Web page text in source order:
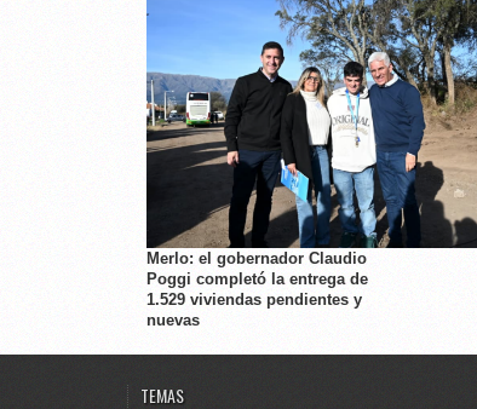
Merlo: el gobernador Claudio
Poggi completó la entrega de
1.529 viviendas pendientes y
nuevas
TEMAS